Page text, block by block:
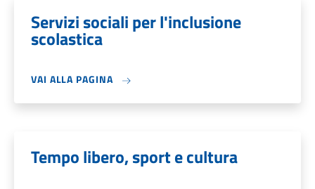
Servizi sociali per l'inclusione
scolastica
VAI ALLA PAGINA
Tempo libero, sport e cultura